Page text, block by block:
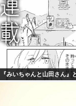
『みいちゃんと山田さん』